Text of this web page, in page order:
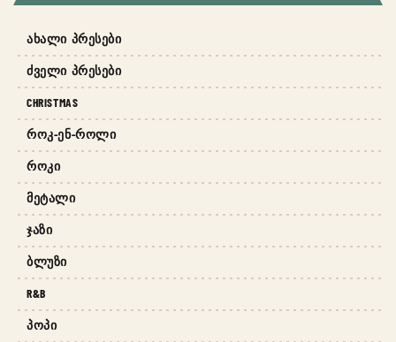
ᲐᲮᲐᲚᲘ ᲞᲠᲔᲡᲔᲑᲘ
ᲫᲕᲔᲚᲘ ᲞᲠᲔᲡᲔᲑᲘ
CHRISTMAS
ᲠᲝᲙ-ᲔᲜ-ᲠᲝᲚᲘ
ᲠᲝᲙᲘ
ᲛᲔᲢᲐᲚᲘ
ᲯᲐᲖᲘ
ᲑᲚᲣᲖᲘ
R&B
ᲞᲝᲞᲘ